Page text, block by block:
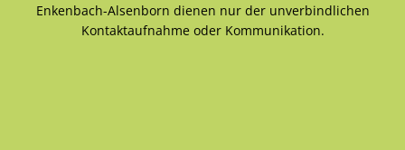
Enkenbach-Alsenborn dienen nur der unverbindlichen
Kontaktaufnahme oder Kommunikation.